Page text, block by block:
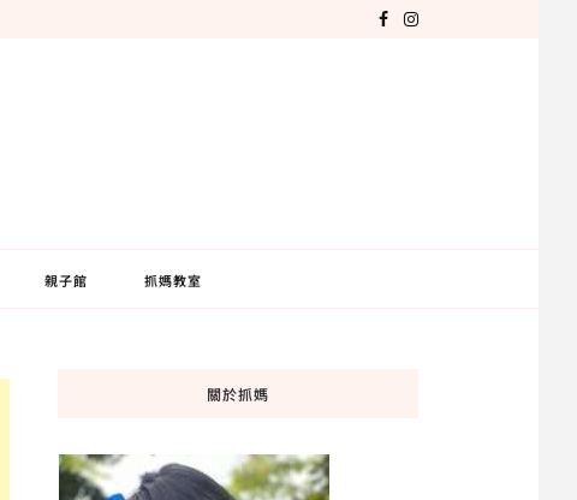
親子館 抓媽教室
關於抓媽